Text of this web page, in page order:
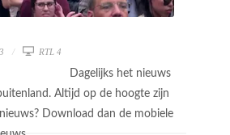
RTL 4
Dagelijks het nieuws
Altijd op de hoogte zijn
Download dan de mobiele